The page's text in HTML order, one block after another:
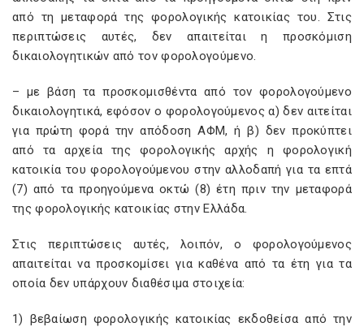
από τη μεταφορά της φορολογικής κατοικίας του. Στις
περιπτώσεις αυτές, δεν απαιτείται η προσκόμιση
δικαιολογητικών από τον φορολογούμενο.
– με βάση τα προσκομισθέντα από τον φορολογούμενο
δικαιολογητικά, εφόσον ο φορολογούμενος α) δεν αιτείται
για πρώτη φορά την απόδοση ΑΦΜ, ή β) δεν προκύπτει
από τα αρχεία της φορολογικής αρχής η φορολογική
κατοικία του φορολογούμενου στην αλλοδαπή για τα επτά
(7) από τα προηγούμενα οκτώ (8) έτη πριν την μεταφορά
της φορολογικής κατοικίας στην Ελλάδα.
Στις περιπτώσεις αυτές, λοιπόν, ο φορολογούμενος
απαιτείται να προσκομίσει για καθένα από τα έτη για τα
οποία δεν υπάρχουν διαθέσιμα στοιχεία:
1) βεβαίωση φορολογικής κατοικίας εκδοθείσα από την